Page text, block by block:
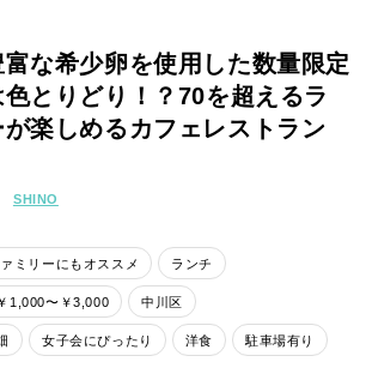
な希少卵を使用した数量限定
とりどり！？70を超えるラ
楽しめるカフェレストラン
SHINO
ミリーにもオススメ ランチ
1,000〜￥3,000 中川区
女子会にぴったり 洋食 駐車場有り